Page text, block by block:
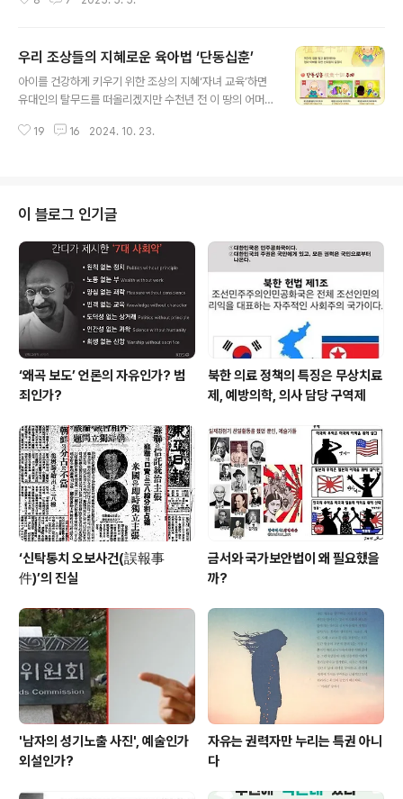
완성품쯤으로 생각하던 당시의 어른들에게는 "어린이들을
가르침으로 어린이를 인격이 있는 존재로 보기 시작한 날
이기도 합니다.윌리엄 워즈워스는 ‘무지개’라는 시에서 “저
하늘 무지개를 보면/내 가슴은 뛰노라/ 나 어린 시절에 그
지 않다면 차라리 죽는게 나으리!/ 아이는 어른의 아버지/
우리 조상들의 지혜로운 육아법 ‘단동십훈’
아이를 건강하게 키우기 위한 조상의 지혜‘자녀 교육’하면
유대인의 탈무드를 떠올리겠지만 수천년 전 이 땅의 어머
있었다. 어머니의 무릎 위에 앉아 무심코 ‘도리도리, 짝짜
십훈(檀童十訓)’은 ‘단동치기 십계훈(檀童治基 十戒訓)
의 줄임말로 ‘단군왕검의 혈통을 이어받은 배달의 아이들
이 지켜야 할 열 가지 가르침’으로 머리끝에서 발끝까지 몸
의 여러 부분을 자극하는 교육이다. 어른들이 아기와 접촉
하거나 보여주면 아기가 따라 하는 것과 같은 상호작용을
하며 온몸으로 놀아주는 것들로 되어 있다. ..
19 16 2024. 10. 23.
이 블로그 인기글
‘왜곡 보도’ 언론의 자유인가? 범
죄인가?
북한 의료 정책의 특징은 무상치료
제, 예방의학, 의사 담당 구역제
‘신탁통치 오보사건(誤報事
件)’의 진실
금서와 국가보안법이 왜 필요했을
까?
'남자의 성기노출 사진', 예술인가
외설인가?
자유는 권력자만 누리는 특권 아니
다